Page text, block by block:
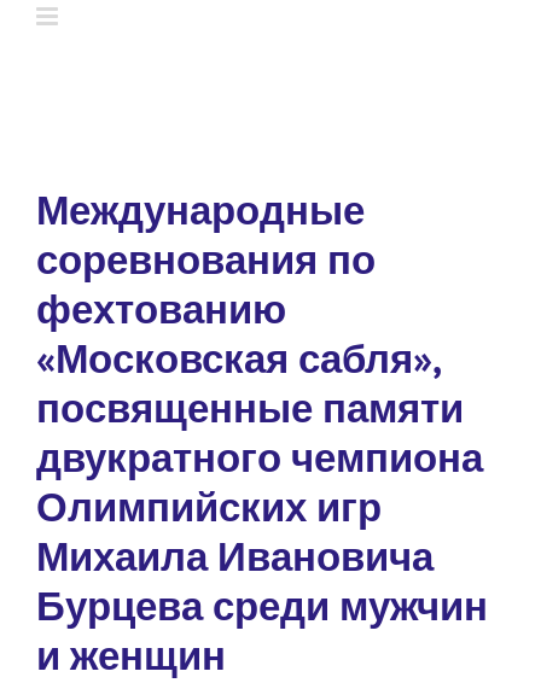
Международные
соревнования по
фехтованию
«Московская сабля»,
посвященные памяти
двукратного чемпиона
Олимпийских игр
Михаила Ивановича
Бурцева среди мужчин
и женщин